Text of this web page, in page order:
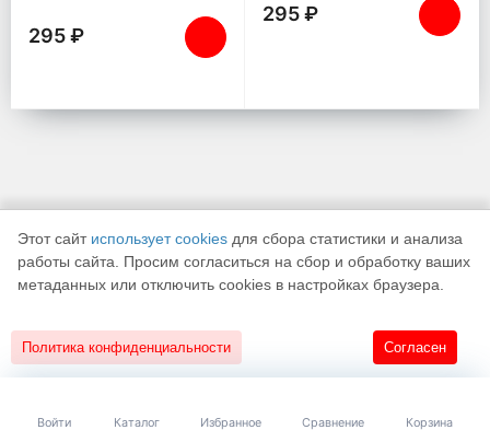
295 ₽
295 ₽
К началу страницы
Разработано в «АЛЬФА Системс»
18+
Войти Каталог Избранное Сравнение Корзина
Этот сайт использует cookies для сбора статистики и анализа
работы сайта. Просим согласиться на сбор и обработку ваших
метаданных или отключить cookies в настройках браузера.
Политика конфиденциальности Согласен